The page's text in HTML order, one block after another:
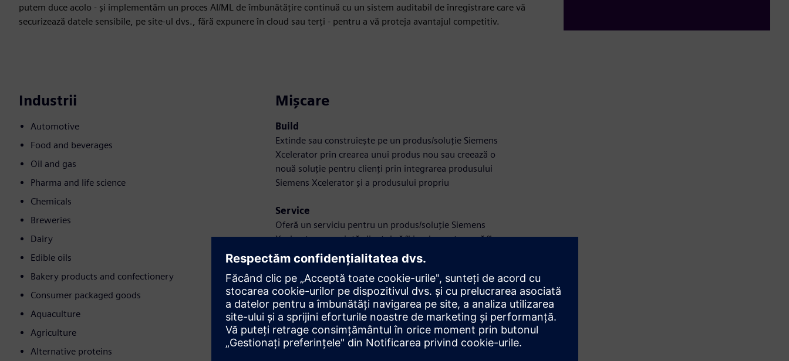
putem duce acolo - și implementăm un proces AI/ML de îmbunătățire continuă cu un sistem auditabil de înregistrare care vă
securizează datele sensibile, pe site-ul dvs., fără expunere în cloud sau terți - pentru a vă proteja avantajul competitiv.
Industrii
Automotive
Food and beverages
Oil and gas
Pharma and life science
Chemicals
Breweries
Dairy
Edible oils
Bakery products and confectionery
Consumer packaged goods
Aquaculture
Agriculture
Alternative proteins
Mișcare
Build
Extinde sau construiește pe un produs/soluție Siemens
Xcelerator prin crearea unui produs nou sau creează o
nouă soluție pentru clienți prin integrarea produsului
Siemens Xcelerator și a produsului propriu
Service
Oferă un serviciu pentru un produs/soluție Siemens
Xcelerator care ajută clientul să îl implementeze, să îl
integreze, să îl opereze sau să îl întrețină